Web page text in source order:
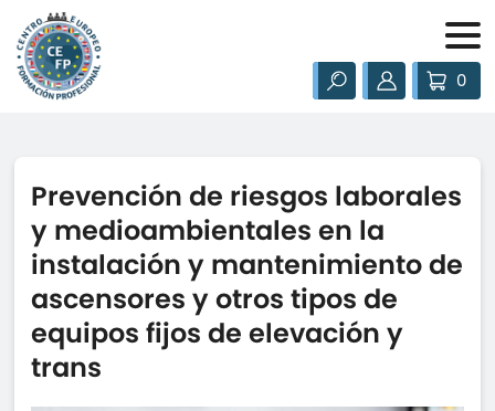
0
Prevención de riesgos laborales
y medioambientales en la
instalación y mantenimiento de
ascensores y otros tipos de
equipos fijos de elevación y
trans